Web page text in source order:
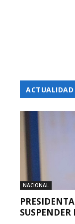
ACTUALIDAD
NACIONAL